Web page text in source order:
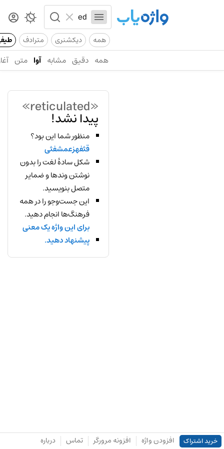
همه دیکشنری مترادف
همه دقیق مشابه آوا متن
«reticulated»
پیدا نشد!
منظور شما این بود؟
قثفهزعمشفثی
شکل سادهٔ لغت را بدون
نوشتن وندها و ضمایر
متصل بنویسید.
این جست‌وجو را در همه
فرهنگ‌ها انجام دهید.
برای این واژه یک معنی
پیشنهاد دهید.
خرید اشتراک افزودن واژه افزونه مرورگر تماس درباره